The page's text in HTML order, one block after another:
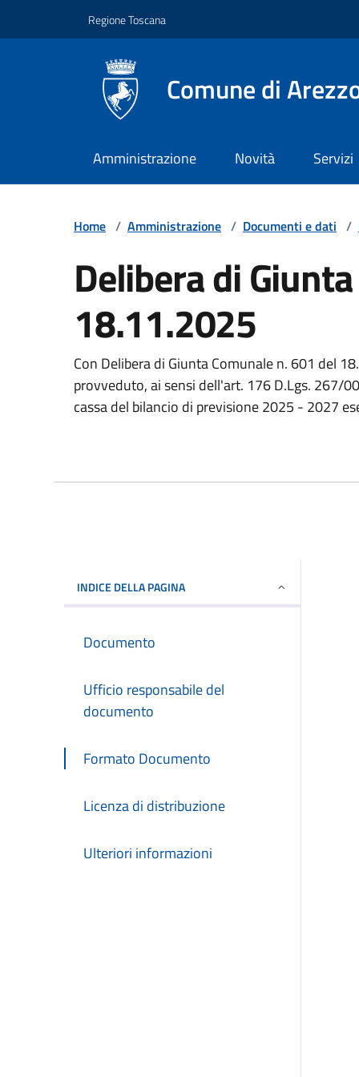
Regione Toscana
Comune di
Amministrazione Novità Servizi
Home / Amministrazione / Documenti e dati /
Delibera di
18.11.2025
Con Delibera di Giunta Comunale n. 601 del
provveduto, ai sensi dell'art. 176 D.Lgs. 267/
cassa del bilancio di previsione 2025 - 2027
INDICE DELLA PAGINA
Documento
Ufficio responsabile del
documento
Formato Documento
Licenza di distribuzione
Ulteriori informazioni